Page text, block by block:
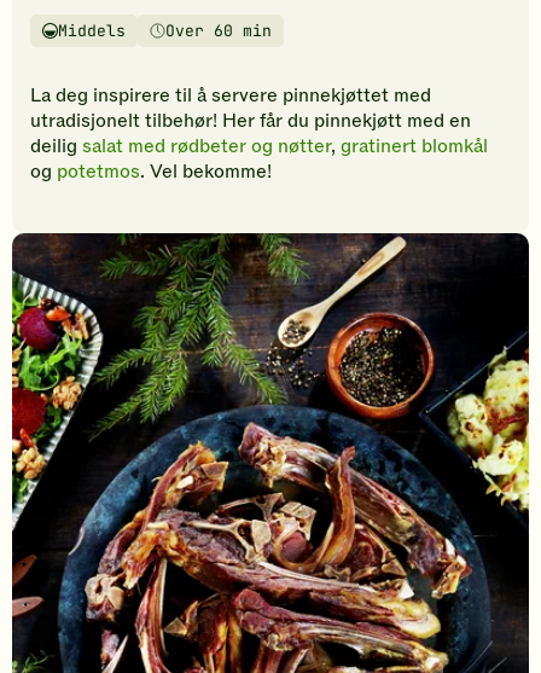
den
å
vurdere
denne
oppskriften.
Vanskelighetsgrad
Middels
TilberedningstidOver 60 min
La deg inspirere til å servere pinnekjøttet med
utradisjonelt tilbehør! Her får du pinnekjøtt med en
deilig salat med rødbeter og nøtter, gratinert blomkål
og potetmos. Vel bekomme!